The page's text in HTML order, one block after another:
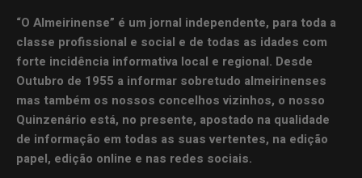
“O Almeirinense” é um jornal independente, para toda a
classe profissional e social e de todas as idades com
forte incidência informativa local e regional. Desde
Outubro de 1955 a informar sobretudo almeirinenses
mas também os nossos concelhos vizinhos, o nosso
Quinzenário está, no presente, apostado na qualidade
de informação em todas as suas vertentes, na edição
papel, edição online e nas redes sociais.